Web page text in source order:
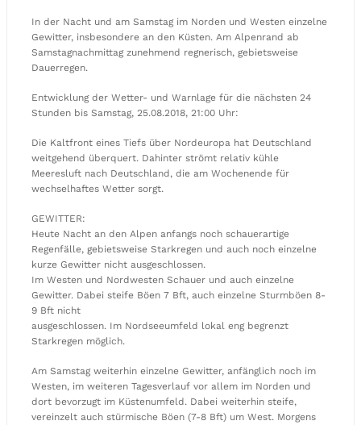
In der Nacht und am Samstag im Norden und Westen einzelne
Gewitter, insbesondere an den Küsten. Am Alpenrand ab
Samstagnachmittag zunehmend regnerisch, gebietsweise
Dauerregen.
Entwicklung der Wetter- und Warnlage für die nächsten 24
Stunden bis Samstag, 25.08.2018, 21:00 Uhr:
Die Kaltfront eines Tiefs über Nordeuropa hat Deutschland
weitgehend überquert. Dahinter strömt relativ kühle
Meeresluft nach Deutschland, die am Wochenende für
wechselhaftes Wetter sorgt.
GEWITTER:
Heute Nacht an den Alpen anfangs noch schauerartige
Regenfälle, gebietsweise Starkregen und auch noch einzelne
kurze Gewitter nicht ausgeschlossen.
Im Westen und Nordwesten Schauer und auch einzelne
Gewitter. Dabei steife Böen 7 Bft, auch einzelne Sturmböen 8-
9 Bft nicht
ausgeschlossen. Im Nordseeumfeld lokal eng begrenzt
Starkregen möglich.
Am Samstag weiterhin einzelne Gewitter, anfänglich noch im
Westen, im weiteren Tagesverlauf vor allem im Norden und
dort bevorzugt im Küstenumfeld. Dabei weiterhin steife,
vereinzelt auch stürmische Böen (7-8 Bft) um West. Morgens